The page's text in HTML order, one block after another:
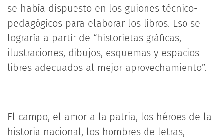
se había dispuesto en los guiones técnico-
pedagógicos para elaborar los libros. Eso se
lograría a partir de “historietas gráficas,
ilustraciones, dibujos, esquemas y espacios
libres adecuados al mejor aprovechamiento”.
El campo, el amor a la patria, los héroes de la
historia nacional, los hombres de letras,